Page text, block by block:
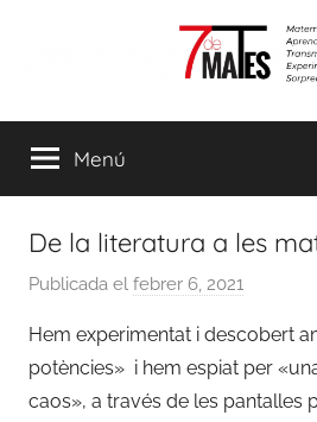
7demates
aprendre,
transmetre,
sorprendre
Menú
De la literatura a les
Publicada el febrer 6, 2021
r
a
d
Hem experimentat i descobert
potències» i hem espiat per
caos», a través de les pantalles